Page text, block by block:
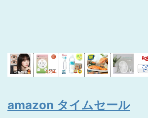
amazon タイムセール